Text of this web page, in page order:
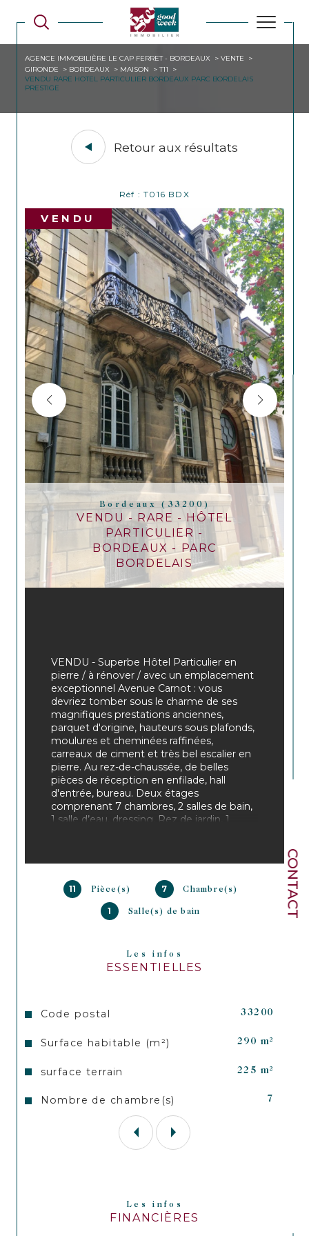
CONTACT
AGENCE IMMOBILIÈRE LE CAP FERRET - BORDEAUX
VENTE
GIRONDE
BORDEAUX MAISON
T11
VENDU RARE HOTEL PARTICULIER BORDEAUX PARC BORDELAIS
PRESTIGE
Retour aux résultats
Réf : T016 BDX
VENDU
Bordeaux (33200)
VENDU - RARE - HÔTEL
PARTICULIER -
BORDEAUX - PARC
BORDELAIS
11 Pièce(s) 7 Chambre(s)
1 Salle(s) de bain
Les infos
ESSENTIELLES
Caractéristiques Valeurs
Code postal 33200
Surface habitable (m²) 290 m²
surface terrain 225 m²
Nombre de chambre(s) 7
VENDU - Superbe Hôtel Particulier en
pierre / à rénover / avec un emplacement
exceptionnel Avenue Carnot : vous
devriez tomber sous le charme de ses
magnifiques prestations anciennes,
parquet d'origine, hauteurs sous plafonds,
moulures et cheminées raffinées,
carreaux de ciment et très bel escalier en
pierre. Au rez-de-chaussée, de belles
pièces de réception en enfilade, hall
d'entrée, bureau. Deux étages
comprenant 7 chambres, 2 salles de bain,
1 salle d’eau, dressing. Rez de jardin, 1
Une âme....
Les informations sur les risques auxquels ce bien est
Les infos
FINANCIÈRES